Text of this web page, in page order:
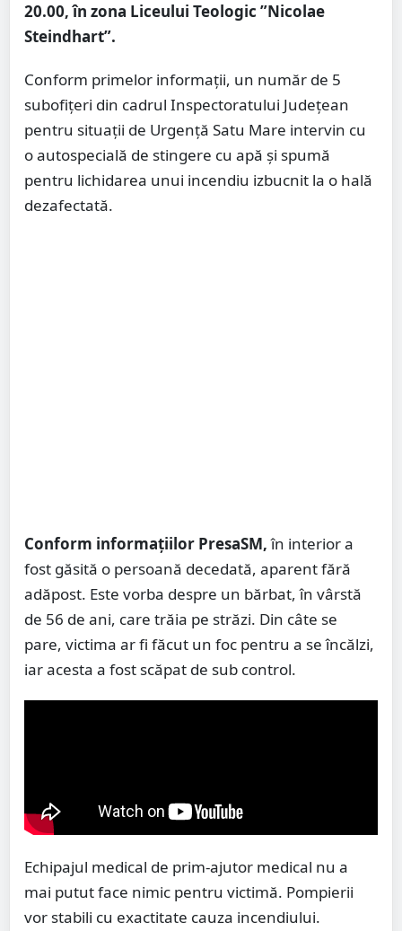
20.00, în zona Liceului Teologic ”Nicolae
Steindhart”.
Conform primelor informații, un număr de 5
subofițeri din cadrul Inspectoratului Județean
pentru situații de Urgență Satu Mare intervin cu
o autospecială de stingere cu apă și spumă
pentru lichidarea unui incendiu izbucnit la o hală
dezafectată.
Conform informațiilor PresaSM,în interior a
fost găsită o persoană decedată, aparent fără
adăpost. Este vorba despre un bărbat, în vârstă
de 56 de ani, care trăia pe străzi. Din câte se
pare, victima ar fi făcut un foc pentru a se încălzi,
iar acesta a fost scăpat de sub control.
Echipajul medical de prim-ajutor medical nu a
mai putut face nimic pentru victimă. Pompierii
vor stabili cu exactitate cauza incendiului.